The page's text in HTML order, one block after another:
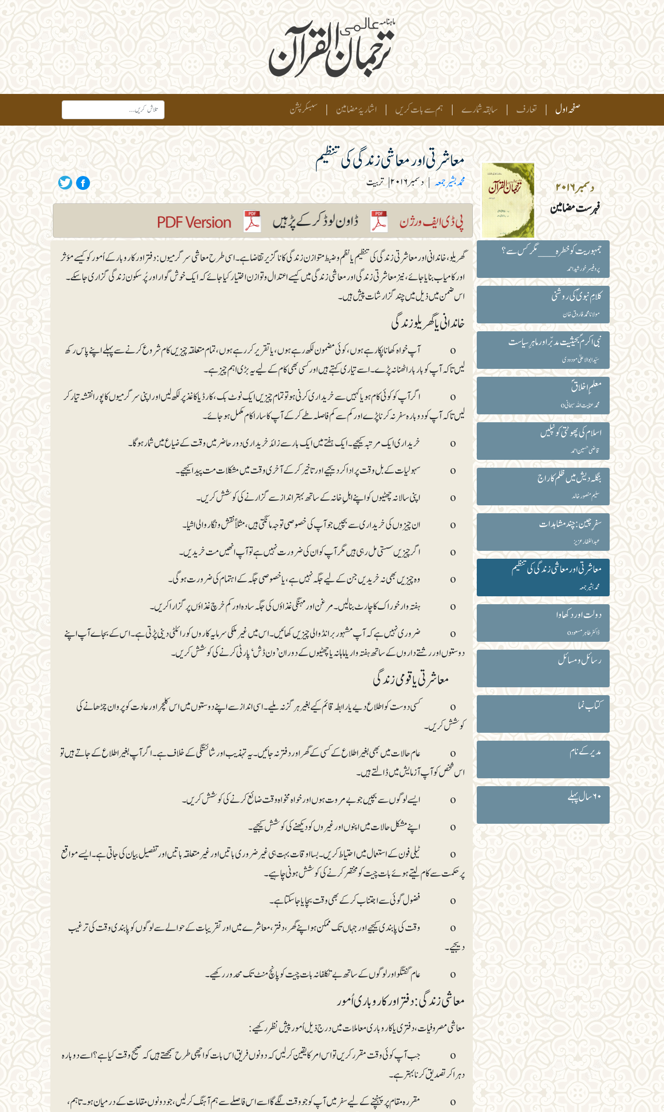
صفحہ اول | تعارف | سابقہ شمارے | ہم سے بات کریں | اشاریۂ مضامین | سبسکرپشن
دسمبر ۲۰۱۶
فہرست مضامین
معاشرتی اور معاشی زندگی کی تنظیم
محمد بشیر جمعہ | دسمبر ۲۰۱۶ | تربیت
جمہوریت کو خطرہ ___ مگر کس سے؟
پروفیسر خورشید احمد
کلامِ نبویؐ کی روشنی
مولانا محمد فاروق خان
نبی اکرمؐ بحیثیت مدبّر اور ماہرِ سیاست
سیّد ابوالاعلیٰ مودودی
معلمِ اخلاقؐ
محمد عنایت اللہ سبحانیo
اسلام کی پھوٹتی کونپلیں
قاضی حسین احمد
بنگلہ دیش میں ظلم کا راج
سلیم منصور خالد
سفرِ چین: چند مشاہدات
عبد الغفار عزیز
معاشرتی اور معاشی زندگی کی تنظیم
محمد بشیر جمعہ
دولت اور دکھاوا
ڈاکٹر طاہر مسعودo
رسائل و مسائل
کتاب نما
مدیر کے نام
۶۰ سال پہلے
گھریلو، خاندانی اور معاشرتی زندگی کی تنظیم یا نظم و ضبط متوازن زندگی کا ناگزیر تقاضا ہے۔ اسی طرح معاشی سرگرمیوں: دفتر اور کاروبار کے اُمور کو کیسے مؤثر
اورکامیاب بنایا جائے، نیز معاشرتی زندگی اور معاشی زندگی میں کیسے اعتدال و توازن اختیار کیا جائے کہ ایک خوش گوار اور پُرسکون زندگی گزاری جاسکے۔
اس ضمن میں ذیل میں چند گزارشات پیش ہیں۔
خاندانی یا گھریلو زندگی
o آپ خواہ کھانا پکا رہے ہوں، کوئی مضمون لکھ رہے ہوں، یا تقریر کر رہے ہوں، تمام متعلقہ چیزیں کام شروع کرنے سے پہلے اپنے پاس رکھ
لیں تاکہ آپ کو بار بار اٹھنا نہ پڑے۔ اسے تیاری کہتے ہیں اور کسی بھی کام کے لیے یہ بڑی اہم چیز ہے۔
o اگر آپ کو کوئی کام ہو یا کہیں سے خریداری کرنی ہو تو تمام چیزیں ایک نوٹ بک، کارڈ یا کاغذ پر لکھ لیں اور اپنی سرگرمیوں کا پورا نقشہ تیار کر
لیں تاکہ آپ کو دوبارہ سفر نہ کرنا پڑے اور کم سے کم فاصلہ طے کرکے آپ کا سارا کام مکمل ہو جائے۔
o ضروری نہیں ہے کہ آپ مشہور برانڈ والی چیزیں کھائیں۔ اس میں غیر ملکی سرمایہ کاروں کو رائلٹی دینی پڑتی ہے۔ اس کے بجاے آپ اپنے
دوستوں اور رشتے داروں کے ساتھ ہفتہ وار یا ماہانہ یا چھٹیوں کے دوران ’ون ڈش‘ پارٹی کرنے کی کوشش کریں۔
معاشرتی یا قومی زندگی
o کسی دوست کو اطلاع دیے یا رابطہ قائم کیے بغیر ہرگز نہ ملیے۔اسی انداز سے اپنے دوستوں میں اس کلچر اور عادت کوپروان چڑھانے کی
کوشش کریں۔
o عام حالات میں بھی بغیر اطلاع کے کسی کے گھر اور دفتر نہ جائیں۔ یہ تہذیب اور شائستگی کے خلاف ہے۔ اگر آپ بغیر اطلاع کے جاتے ہیں تو
اس شخص کوآپ آزمایش میں ڈالتے ہیں۔
o ٹیلی فون کے استعمال میں احتیاط کریں۔ بسا اوقات بہت ہی غیر ضروری باتیں اور غیرمتعلقہ باتیں اور تفصیل بیان کی جاتی ہے۔ ایسے مواقع
پر حکمت سے کام لیتے ہوئے بات چیت کو مختصر کرنے کی کوشش ہونی چاہیے۔
o وقت کی پابندی کیجیے اور جہاں تک ممکن ہو اپنے گھر، دفتر، معاشرے میں اور تقریبات کے حوالے سے لوگوں کو پابندی وقت کی ترغیب
دیجیے۔
معاشی زندگی:دفتر اور کاروباری اُمور
معاشی مصروفیات، دفتری یا کاروباری معاملات میں درج ذیل اُمور پیش نظر رکھیے:
o جب آپ کوئی وقت مقرر کریں تو اس امر کا یقین کر لیں کہ دونوں فریق اس بات کو اچھی طرح سمجھتے ہیں کہ صحیح وقت کیا ہے؟اسے دوبارہ
دہرا کرتصدیق کرنا بہتر ہے۔
o مقررہ مقام پر پہنچنے کے لیے سفر میں آپ کو جو وقت لگے گا اسے اس فاصلے سے ہم آہنگ کرلیں، جو دونوں مقامات کے درمیان ہو۔ تاہم،